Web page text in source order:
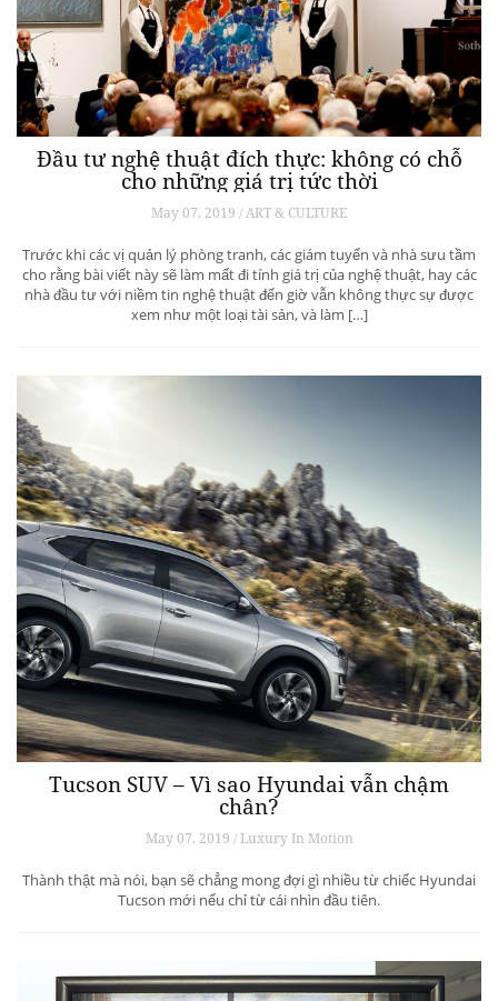
Đầu tư nghệ thuật đích thực: không có chỗ
cho những giá trị tức thời
May 07, 2019 / ART & CULTURE
Trước khi các vị quản lý phòng tranh, các giám tuyển và nhà sưu tầm
cho rằng bài viết này sẽ làm mất đi tính giá trị của nghệ thuật, hay các
nhà đầu tư với niềm tin nghệ thuật đến giờ vẫn không thực sự được
xem như một loại tài sản, và làm […]
Tucson SUV – Vì sao Hyundai vẫn chậm
chân?
May 07, 2019 / Luxury In Motion
Thành thật mà nói, bạn sẽ chẳng mong đợi gì nhiều từ chiếc Hyundai
Tucson mới nếu chỉ từ cái nhìn đầu tiên.